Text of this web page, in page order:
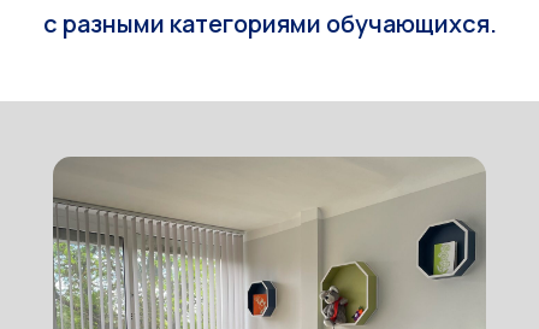
с разными категориями обучающихся.